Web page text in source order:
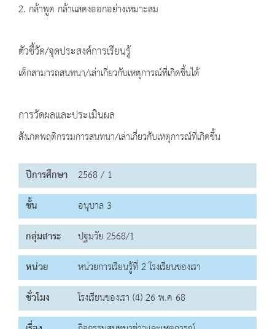
2. กล้าพูด กล้าแสดงออกอย่างเหมาะสม
ตัวชี้วัด/จุดประสงค์การเรียนรู้
เด็กสามารถสนทนา/เล่าเกี่ยวกับเหตุการณ์ที่เกิดขึ้นได้
การวัดผลและประเมินผล
สังเกตพฤติกรรมการสนทนา/เล่าเกี่ยวกับเหตุการณ์ที่เกิดขึ้น
ปีการศึกษา 2568 / 1
ชั้น
อนุบาล 3
กลุ่มสาระ
ปฐมวัย 2568/1
หน่วย
หน่วยการเรียนรู้ที่ 2 โรงเรียนของเรา
ชั่วโมง
โรงเรียนของเรา (4) 26 พ.ค 68